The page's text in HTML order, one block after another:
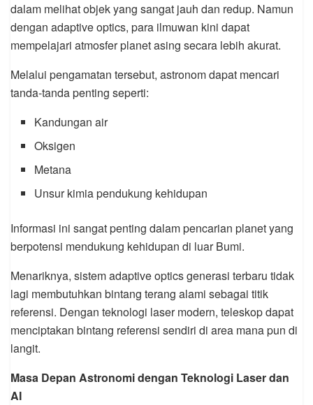
dalam melihat objek yang sangat jauh dan redup. Namun
dengan adaptive optics, para ilmuwan kini dapat
mempelajari atmosfer planet asing secara lebih akurat.
Melalui pengamatan tersebut, astronom dapat mencari
tanda-tanda penting seperti:
Kandungan air
Oksigen
Metana
Unsur kimia pendukung kehidupan
Informasi ini sangat penting dalam pencarian planet yang
berpotensi mendukung kehidupan di luar Bumi.
Menariknya, sistem adaptive optics generasi terbaru tidak
lagi membutuhkan bintang terang alami sebagai titik
referensi. Dengan teknologi laser modern, teleskop dapat
menciptakan bintang referensi sendiri di area mana pun di
langit.
Masa Depan Astronomi dengan Teknologi Laser dan
AI